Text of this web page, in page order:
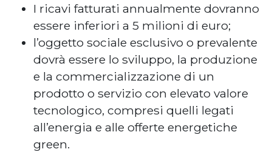
I ricavi fatturati annualmente dovranno
essere inferiori a 5 milioni di euro;
l’oggetto sociale esclusivo o prevalente
dovrà essere lo sviluppo, la produzione
e la commercializzazione di un
prodotto o servizio con elevato valore
tecnologico, compresi quelli legati
all’energia e alle offerte energetiche
green.